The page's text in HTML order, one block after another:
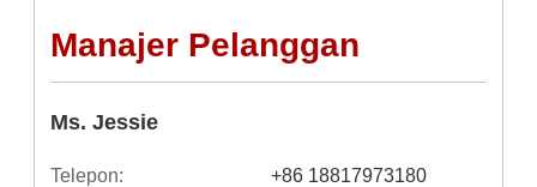
Manajer Pelanggan
Ms. Jessie
Telepon: +86 18817973180